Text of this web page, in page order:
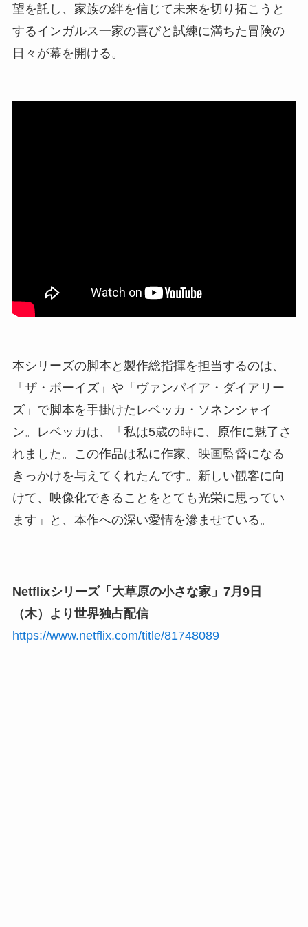
望を託し、家族の絆を信じて未来を切り拓こうと
するインガルス一家の喜びと試練に満ちた冒険の
日々が幕を開ける。
本シリーズの脚本と製作総指揮を担当するのは、
「ザ・ボーイズ」や「ヴァンパイア・ダイアリー
ズ」で脚本を手掛けたレベッカ・ソネンシャイ
ン。レベッカは、「私は5歳の時に、原作に魅了さ
れました。この作品は私に作家、映画監督になる
きっかけを与えてくれたんです。新しい観客に向
けて、映像化できることをとても光栄に思ってい
ます」と、本作への深い愛情を滲ませている。
Netflixシリーズ「大草原の小さな家」7月9日
（木）より世界独占配信
https://www.netflix.com/title/81748089